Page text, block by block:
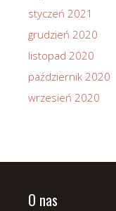
styczeń 2021
grudzień 2020
listopad 2020
październik 2020
wrzesień 2020
O nas